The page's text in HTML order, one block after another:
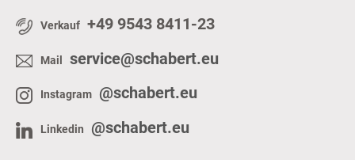
Verkauf +49 9543 8411-23
Mail service@schabert.eu
Instagram @schabert.eu
Linkedin @schabert.eu